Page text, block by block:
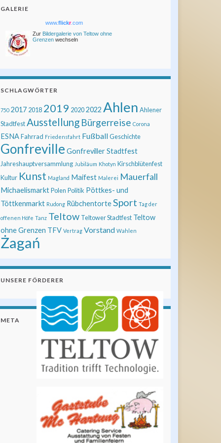
GALERIE
www.flickr.com
Zur Bildergalerie von Teltow ohne
Grenzen wechseln
SCHLAGWÖRTER
750 2017 2018 2019 20202022 Ahlen Ahlener
Stadtfest Ausstellung Bürgerreise Corona
ESNAFahrrad Friedensfahrt FußballGeschichte
Gonfreville Gonfreviller Stadtfest
Jahreshauptversammlung Jubiläum Khotyn Kirschblütenfest
Kultur Kunst Magland Maifest Malerei Mauerfall
MichaelismarktPolen Politik Pöttkes- und
Töttkenmarkt Rudong RübchentorteSport Tag der
offenen Höfe Tanz Teltow Teltower Stadtfest Teltow
ohne Grenzen TFV Vertrag Vorstand Wahlen
Żagań
UNSERE FÖRDERER
META